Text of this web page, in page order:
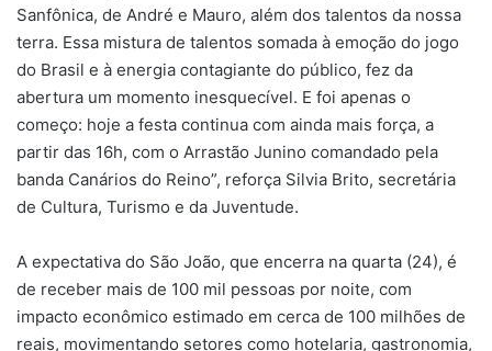
Sanfônica, de André e Mauro, além dos talentos da nossa
terra. Essa mistura de talentos somada à emoção do jogo
do Brasil e à energia contagiante do público, fez da
abertura um momento inesquecível. E foi apenas o
começo: hoje a festa continua com ainda mais força, a
partir das 16h, com o Arrastão Junino comandado pela
banda Canários do Reino”, reforça Silvia Brito, secretária
de Cultura, Turismo e da Juventude.
A expectativa do São João, que encerra na quarta (24), é
de receber mais de 100 mil pessoas por noite, com
impacto econômico estimado em cerca de 100 milhões de
reais, movimentando setores como hotelaria, gastronomia,